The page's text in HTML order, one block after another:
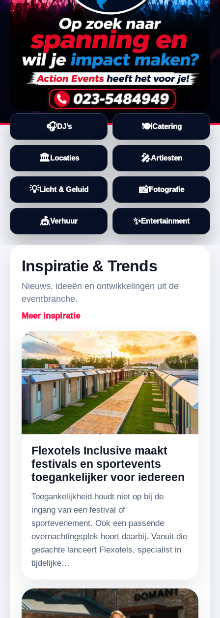
🎧DJ’s 🍽️Catering
🏛️Locaties 🎤Artiesten
💡Licht & Geluid 📸Fotografie
🎪Verhuur ✨Entertainment
Inspiratie & Trends
Nieuws, ideeën en ontwikkelingen uit de
eventbranche.
Meer inspiratie
Flexotels Inclusive maakt
festivals en sportevents
toegankelijker voor iedereen
Toegankelijkheid houdt niet op bij de
ingang van een festival of
sportevenement. Ook een passende
overnachtingsplek hoort daarbij. Vanuit die
gedachte lanceert Flexotels, specialist in
tijdelijke…